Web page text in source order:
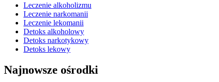
Leczenie alkoholizmu
Leczenie narkomanii
Leczenie lekomanii
Detoks alkoholowy
Detoks narkotykowy
Detoks lekowy
Najnowsze ośrodki